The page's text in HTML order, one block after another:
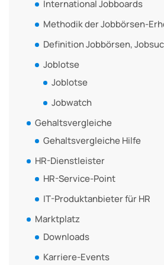
International Jobboards
Methodik der Jobbörsen-
Definition Jobbörsen,
Joblotse
Joblotse
Jobwatch
Gehaltsvergleiche
Gehaltsvergleiche Hilfe
HR-Dienstleister
HR-Service-Point
IT-Produktanbieter für HR
Marktplatz
Downloads
Karriere-Events